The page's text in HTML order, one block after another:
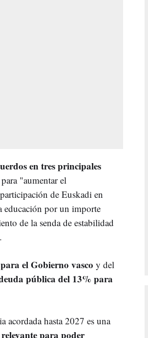
en tres principales
"aumentar el
de Euskadi en
educación por un importe
de la senda de estabilidad
el Gobierno vasco y del
pública del 13% para
acordada hasta 2027 es una
para poder